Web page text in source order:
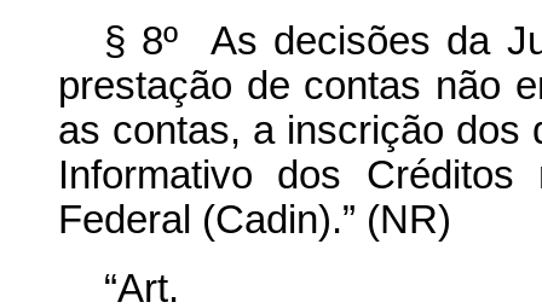
§ 8º As decisões da
prestação de contas não
as contas, a inscrição dos
Informativo dos
Federal (Cadin).” (NR)